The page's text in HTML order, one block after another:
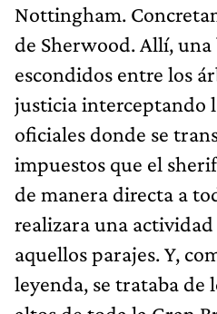
Nottingham.
de Sherwood. Allí,
escondidos entre los
justicia interceptando
oficiales donde se
impuestos que el
de manera directa a
realizara una
aquellos parajes. Y,
leyenda, se trataba de